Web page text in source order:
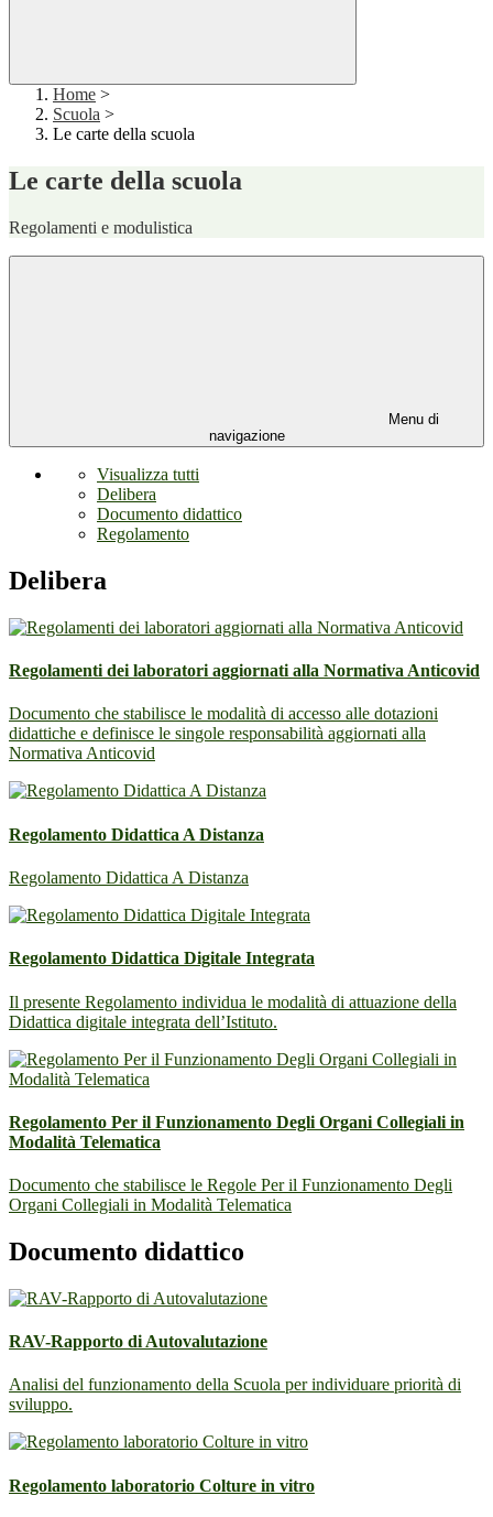
Home >
Scuola >
Le carte della scuola
Le carte della scuola
Regolamenti e modulistica
Menu di
navigazione
Visualizza tutti
Delibera
Documento didattico
Regolamento
Delibera
Regolamenti dei laboratori aggiornati alla Normativa Anticovid
Documento che stabilisce le modalità di accesso alle dotazioni
didattiche e definisce le singole responsabilità aggiornati alla
Normativa Anticovid
Regolamento Didattica A Distanza
Regolamento Didattica A Distanza
Regolamento Didattica Digitale Integrata
Il presente Regolamento individua le modalità di attuazione della
Didattica digitale integrata dell’Istituto.
Regolamento Per il Funzionamento Degli Organi Collegiali in
Modalità Telematica
Documento che stabilisce le Regole Per il Funzionamento Degli
Organi Collegiali in Modalità Telematica
Documento didattico
RAV-Rapporto di Autovalutazione
Analisi del funzionamento della Scuola per individuare priorità di
sviluppo.
Regolamento laboratorio Colture in vitro